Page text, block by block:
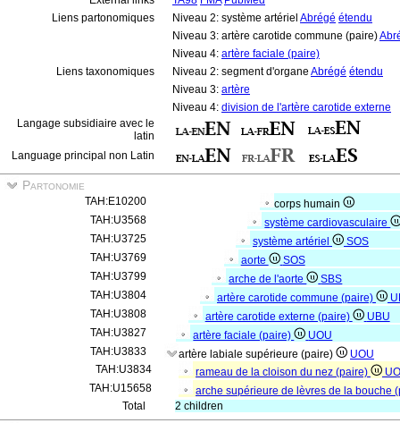
Liens partonomiques
Niveau 2: système artériel Abrégé étendu
Niveau 3: artère carotide commune (paire)
Niveau 4: artère faciale (paire)
Liens taxonomiques
Niveau 2: segment d'organe Abrégé étendu
Niveau 3: artère
Niveau 4: division de l'artère carotide externe
Langage subsidiaire avec le
latin
Language principal non Latin
Partonomie
TAH:E10200
corps humain
TAH:U3568
système cardiovasculaire
TAH:U3725
système artériel
SOS
TAH:U3769
aorte
SOS
TAH:U3799
arche de l'aorte
SBS
TAH:U3804
artère carotide commune (paire)
TAH:U3808
artère carotide externe (paire)
UBU
TAH:U3827
artère faciale (paire)
UOU
TAH:U3833
artère labiale supérieure (paire)
UOU
TAH:U3834
rameau de la cloison du nez (paire)
TAH:U15658
arche supérieure de lèvres de la bouche
Total
2 children